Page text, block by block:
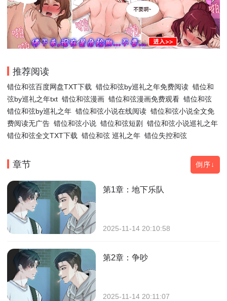
推荐阅读
错位和弦百度网盘TXT下载 错位和弦by巡礼之年免费阅读 错位和
弦by巡礼之年txt 错位和弦漫画 错位和弦漫画免费观看 错位和弦
错位和弦by巡礼之年 错位和弦小说在线阅读 错位和弦小说全文免
费阅读无广告 错位和弦小说 错位和弦短剧
错位和弦小说巡礼之年
错位和弦全文TXT下载 错位和弦 巡礼之年 错位失控和弦
章节 倒序↓
第1章：地下乐队
2025-11-14 20:10:58
第2章：争吵
2025-11-14 20:11:07